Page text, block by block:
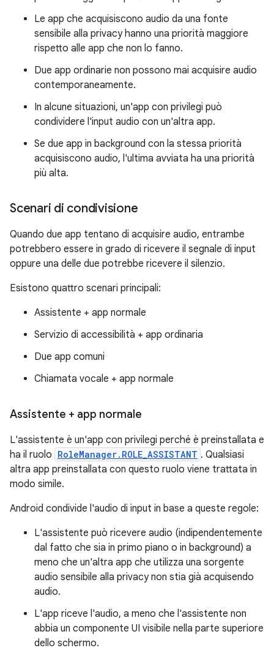
Le app che acquisiscono audio da una fonte
sensibile alla privacy hanno una priorità maggiore
rispetto alle app che non lo fanno.
Due app ordinarie non possono mai acquisire audio
contemporaneamente.
In alcune situazioni, un'app con privilegi può
condividere l'input audio con un'altra app.
Se due app in background con la stessa priorità
acquisiscono audio, l'ultima avviata ha una priorità
più alta.
Scenari di condivisione
Quando due app tentano di acquisire audio, entrambe
potrebbero essere in grado di ricevere il segnale di input
oppure una delle due potrebbe ricevere il silenzio.
Esistono quattro scenari principali:
Assistente + app normale
Servizio di accessibilità + app ordinaria
Due app comuni
Chiamata vocale + app normale
Assistente + app normale
L'assistente è un'app con privilegi perché è preinstallata e
ha il ruolo RoleManager.ROLE_ASSISTANT . Qualsiasi
altra app preinstallata con questo ruolo viene trattata in
modo simile.
Android condivide l'audio di input in base a queste regole:
L'assistente può ricevere audio (indipendentemente
dal fatto che sia in primo piano o in background) a
meno che un'altra app che utilizza una sorgente
audio sensibile alla privacy non stia già acquisendo
audio.
L'app riceve l'audio, a meno che l'assistente non
abbia un componente UI visibile nella parte superiore
dello schermo.